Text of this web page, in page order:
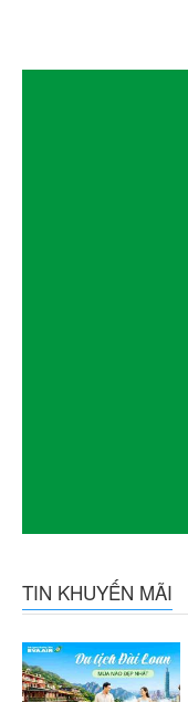
TIN KHUYẾN MÃI